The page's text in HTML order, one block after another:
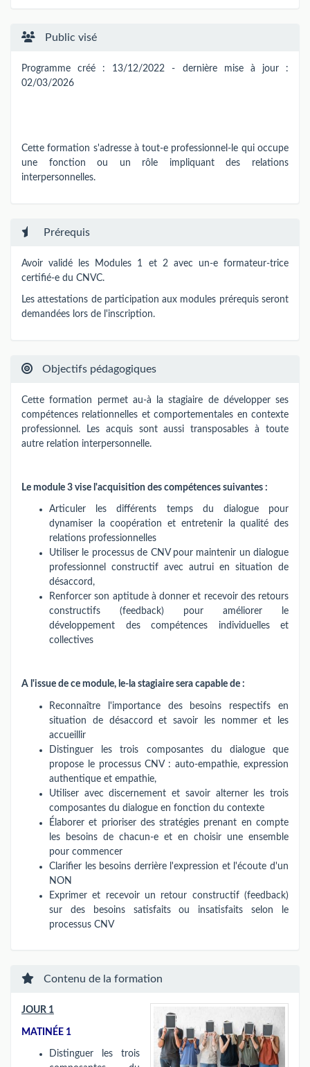
Public visé
Programme créé : 13/12/2022 - dernière mise à jour :
02/03/2026
Cette formation s'adresse à tout-e professionnel-le qui occupe
une fonction ou un rôle impliquant des relations
interpersonnelles.
Prérequis
Avoir validé les Modules 1 et 2 avec un-e formateur-trice
certifié-e du CNVC.
Les attestations de participation aux modules prérequis seront
demandées lors de l'inscription.
Objectifs pédagogiques
Cette formation permet au-à la stagiaire de développer ses
compétences relationnelles et comportementales en contexte
professionnel. Les acquis sont aussi transposables à toute
autre relation interpersonnelle.
Le module 3 vise l'acquisition des compétences suivantes :
Articuler les différents temps du dialogue pour
dynamiser la coopération et entretenir la qualité des
relations professionnelles
Utiliser le processus de CNV pour maintenir un dialogue
professionnel constructif avec autrui en situation de
désaccord,
Renforcer son aptitude à donner et recevoir des retours
constructifs (feedback) pour améliorer le
développement des compétences individuelles et
collectives
A l'issue de ce module, le-la stagiaire sera capable de :
Reconnaître l'importance des besoins respectifs en
situation de désaccord et savoir les nommer et les
accueillir
Distinguer les trois composantes du dialogue que
propose le processus CNV : auto-empathie, expression
authentique et empathie,
Utiliser avec discernement et savoir alterner les trois
composantes du dialogue en fonction du contexte
Élaborer et prioriser des stratégies prenant en compte
les besoins de chacun-e et en choisir une ensemble
pour commencer
Clarifier les besoins derrière l'expression et l'écoute d'un
NON
Exprimer et recevoir un retour constructif (feedback)
sur des besoins satisfaits ou insatisfaits selon le
processus CNV
Contenu de la formation
JOUR 1
MATINÉE 1
Distinguer les trois